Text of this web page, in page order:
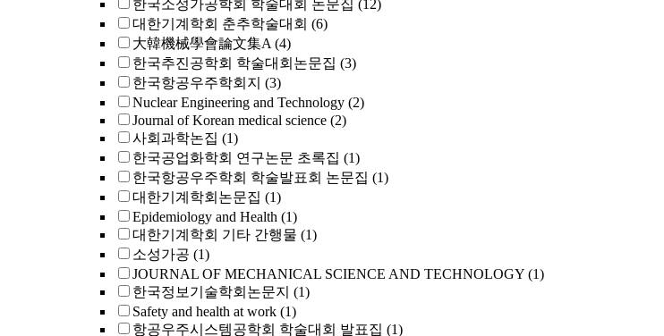
한국소성가공학회 학술대회 논문집 (12)
대한기계학회 춘추학술대회 (6)
大韓機械學會論文集A (4)
한국추진공학회 학술대회논문집 (3)
한국항공우주학회지 (3)
Nuclear Engineering and Technology (2)
Journal of Korean medical science (2)
사회과학논집 (1)
한국공업화학회 연구논문 초록집 (1)
한국항공우주학회 학술발표회 논문집 (1)
대한기계학회논문집 (1)
Epidemiology and Health (1)
대한기계학회 기타 간행물 (1)
소성가공 (1)
JOURNAL OF MECHANICAL SCIENCE AND TECHNOLOGY (1)
한국정보기술학회논문지 (1)
Safety and health at work (1)
항공우주시스템공학회 학술대회 발표집 (1)